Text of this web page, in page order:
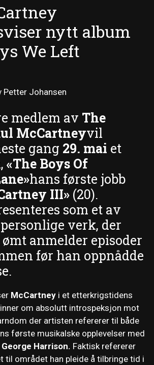
nytt album
We Left
Petter Johansen
medlem av The
McCartneyvil
gang 29. mai et
«The Boys Of
hans første jobb
III» (20).
som et av
verk, der
anmelder episoder
før han oppnådde
McCartney i et etterkrigstidens
om absolutt introspeksjon mot
der artisten refererer til både
første musikalske opplevelser med
George Harrison. Faktisk refererer
til området han pleide å tilbringe tid i